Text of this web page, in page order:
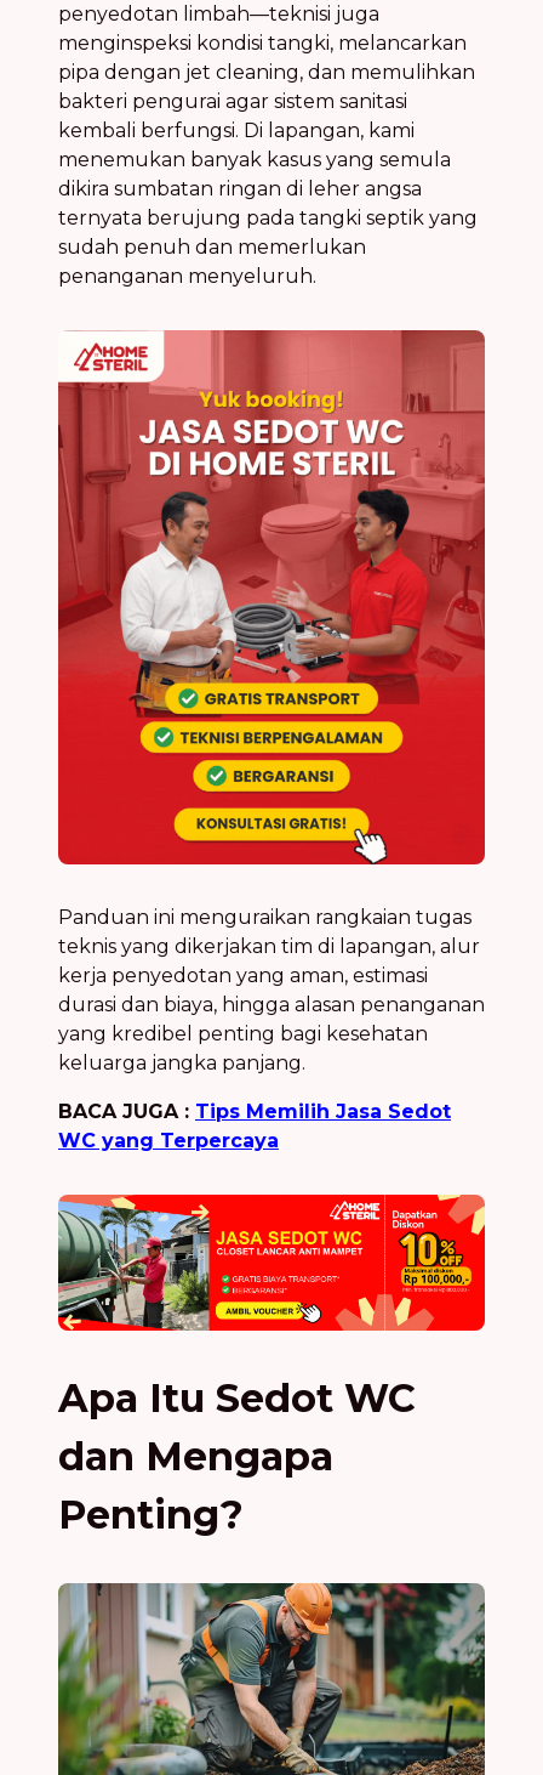
penyedotan limbah—teknisi juga
menginspeksi kondisi tangki, melancarkan
pipa dengan jet cleaning, dan memulihkan
bakteri pengurai agar sistem sanitasi
kembali berfungsi. Di lapangan, kami
menemukan banyak kasus yang semula
dikira sumbatan ringan di leher angsa
ternyata berujung pada tangki septik yang
sudah penuh dan memerlukan
penanganan menyeluruh.
Panduan ini menguraikan rangkaian tugas
teknis yang dikerjakan tim di lapangan, alur
kerja penyedotan yang aman, estimasi
durasi dan biaya, hingga alasan penanganan
yang kredibel penting bagi kesehatan
keluarga jangka panjang.
BACA JUGA : Tips Memilih Jasa Sedot
WC yang Terpercaya
Apa Itu Sedot WC
dan Mengapa
Penting?